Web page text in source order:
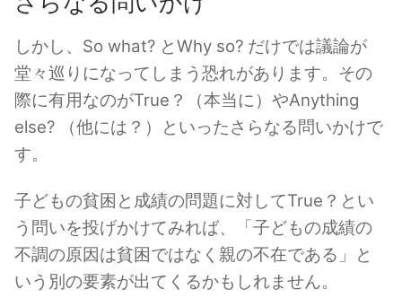
しかし、So what? とWhy so? だけでは議論が
堂々巡りになってしまう恐れがあります。その
際に有用なのがTrue？（本当に）やAnything
else? （他には？）といったさらなる問いかけで
す。
子どもの貧困と成績の問題に対してTrue？とい
う問いを投げかけてみれば、「子どもの成績の
不調の原因は貧困ではなく親の不在である」と
いう別の要素が出てくるかもしれません。